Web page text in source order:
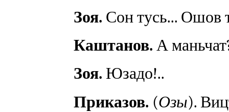
Зоя. Сон тусь... Ошов
Каштанов. А
Зоя. Юзадо!..
Приказов. (Озы).